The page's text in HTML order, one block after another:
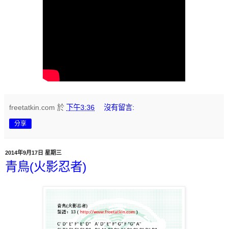
freetatkin.com 於 下午3:36 沒有留言:
分享
2014年9月17日 星期三
青鳥(火影忍者)